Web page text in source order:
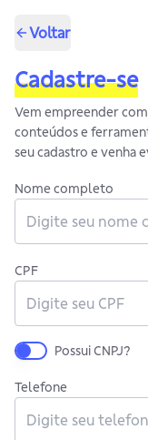
Voltar
Cadastre-se
Vem empreender
conteúdos e
seu cadastro e venha
Nome completo
CPF
Possui CNPJ?
Telefone